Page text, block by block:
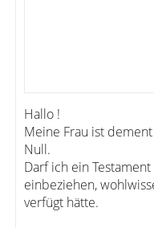
Hallo !
Meine Frau ist
Null.
Darf ich ein
einbeziehen,
verfügt hätte.